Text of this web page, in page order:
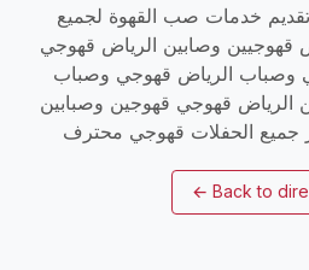
خدمات صب القهوة لجميع
قهوجيين وصابين الرياض قهوجي
وصباب الرياض قهوجي وصباب
الرياض قهوجي قهوجين وصبابين
جميع الحفلات قهوجي محترف
← Back to